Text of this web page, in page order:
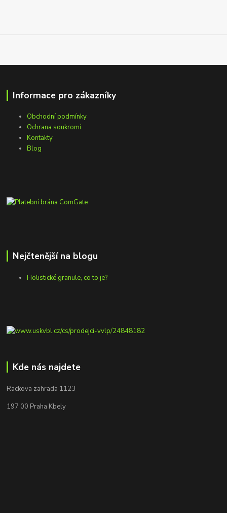
Informace pro zákazníky
Obchodní podmínky
Ochrana soukromí
Kontakty
Blog
Nejčtenější na blogu
Holistické granule, co to je?
Kde nás najdete
Rackova zahrada 1123
197 00 Praha Kbely